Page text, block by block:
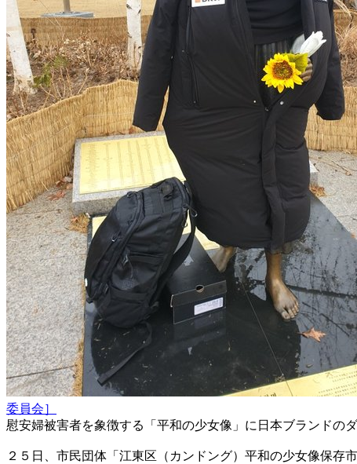
委員会］
慰安婦被害者を象徴する「平和の少女像」に日本ブランドの
２５日、市民団体「江東区（カンドング）平和の少女像保